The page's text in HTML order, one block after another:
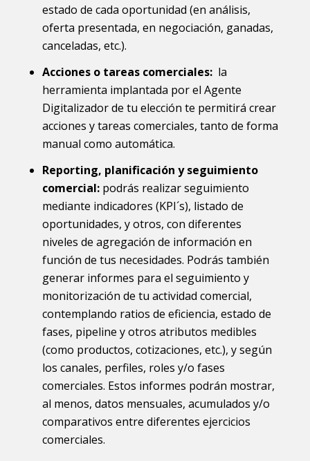
estado de cada oportunidad (en análisis,
oferta presentada, en negociación, ganadas,
canceladas, etc.).
Acciones o tareas comerciales: la
herramienta implantada por el Agente
Digitalizador de tu elección te permitirá crear
acciones y tareas comerciales, tanto de forma
manual como automática.
Reporting, planificación y seguimiento
comercial: podrás realizar seguimiento
mediante indicadores (KPI´s), listado de
oportunidades, y otros, con diferentes
niveles de agregación de información en
función de tus necesidades. Podrás también
generar informes para el seguimiento y
monitorización de tu actividad comercial,
contemplando ratios de eficiencia, estado de
fases, pipeline y otros atributos medibles
(como productos, cotizaciones, etc.), y según
los canales, perfiles, roles y/o fases
comerciales. Estos informes podrán mostrar,
al menos, datos mensuales, acumulados y/o
comparativos entre diferentes ejercicios
comerciales.